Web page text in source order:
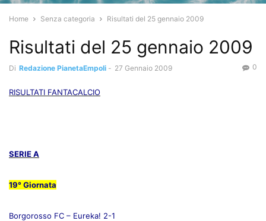
Home Senza categoria Risultati del 25 gennaio 2009
Risultati del 25 gennaio 2009
Di Redazione PianetaEmpoli - 27 Gennaio 2009 0
RISULTATI FANTACALCIO
SERIE A
19° Giornata
Borgorosso FC – Eureka! 2-1